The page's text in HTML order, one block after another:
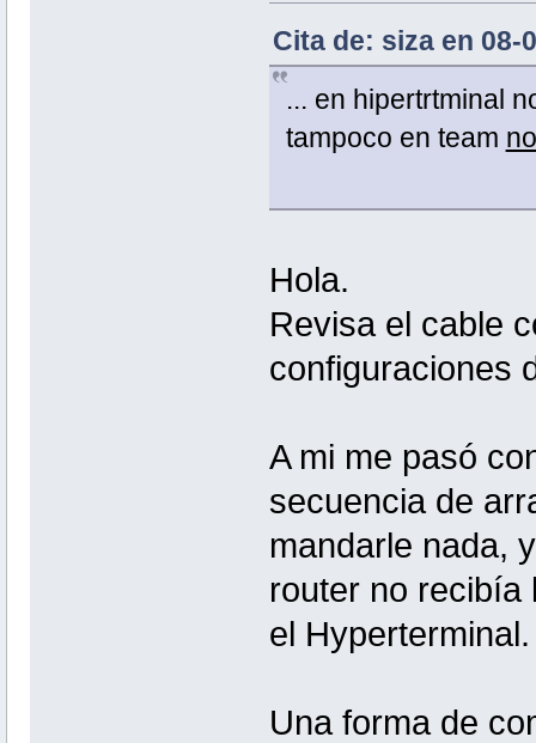
Cita de: siza en 08-
... en hipertrtminal
tampoco en team
Hola.
Revisa el cable
configuraciones
A mi me pasó
secuencia de
mandarle nada,
router no recibía
el Hyperterminal.
Una forma de